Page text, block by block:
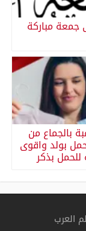
جمعة مباركة
بالجماع من
بولد واقوى
للحمل بذكر